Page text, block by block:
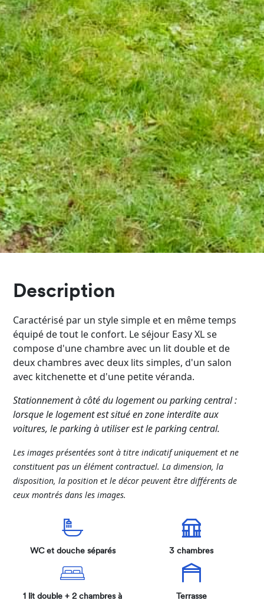
Description
Caractérisé par un style simple et en même temps
équipé de tout le confort. Le séjour Easy XL se
compose d'une chambre avec un lit double et de
deux chambres avec deux lits simples, d'un salon
avec kitchenette et d'une petite véranda.
Stationnement à côté du logement ou parking central :
lorsque le logement est situé en zone interdite aux
voitures, le parking à utiliser est le parking central.
Les images présentées sont à titre indicatif uniquement et ne
constituent pas un élément contractuel. La dimension, la
disposition, la position et le décor peuvent être différents de
ceux montrés dans les images.
WC et douche séparés 3 chambres
1 lit double + 2 chambres à
Terrasse